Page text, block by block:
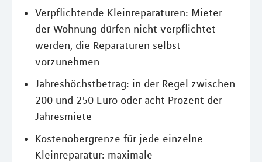
Verpflichtende Kleinreparaturen: Mieter
der Wohnung dürfen nicht verpflichtet
werden, die Reparaturen selbst
vorzunehmen
Jahreshöchstbetrag: in der Regel zwischen
200 und 250 Euro oder acht Prozent der
Jahresmiete
Kostenobergrenze für jede einzelne
Kleinreparatur: maximale